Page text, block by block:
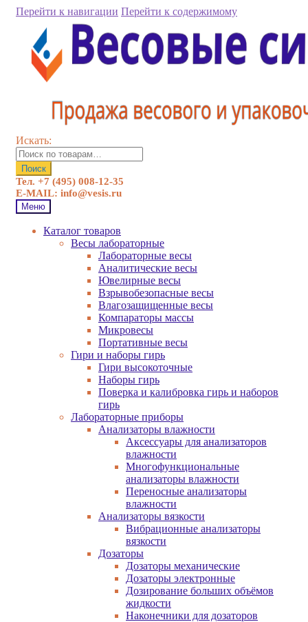
Перейти к навигации Перейти к содержимому
Искать:
Поиск
Тел. +7 (495) 008-12-35
E-MAIL: info@vesis.ru
Меню
Каталог товаров
Весы лабораторные
Лабораторные весы
Аналитические весы
Ювелирные весы
Взрывобезопасные весы
Влагозащищенные весы
Компараторы массы
Микровесы
Портативные весы
Гири и наборы гирь
Гири высокоточные
Наборы гирь
Поверка и калибровка гирь и наборов
гирь
Лабораторные приборы
Анализаторы влажности
Аксессуары для анализаторов
влажности
Многофункциональные
анализаторы влажности
Переносные анализаторы
влажности
Анализаторы вязкости
Вибрационные анализаторы
вязкости
Дозаторы
Дозаторы механические
Дозаторы электронные
Дозирование больших объёмов
жидкости
Наконечники для дозаторов